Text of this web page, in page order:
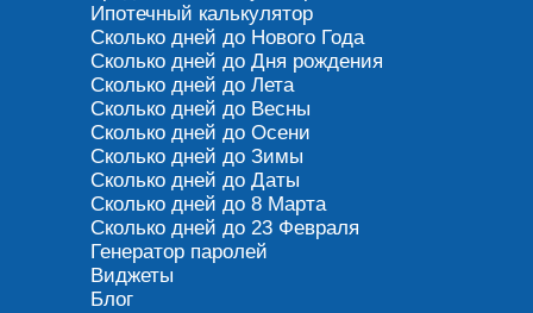
Ипотечный калькулятор
Сколько дней до Нового Года
Сколько дней до Дня рождения
Сколько дней до Лета
Сколько дней до Весны
Сколько дней до Осени
Сколько дней до Зимы
Сколько дней до Даты
Сколько дней до 8 Марта
Сколько дней до 23 Февраля
Генератор паролей
Виджеты
Блог